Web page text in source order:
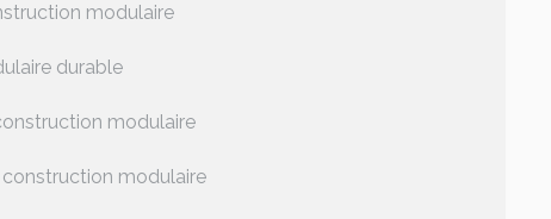
modulaire
durable
modulaire
modulaire